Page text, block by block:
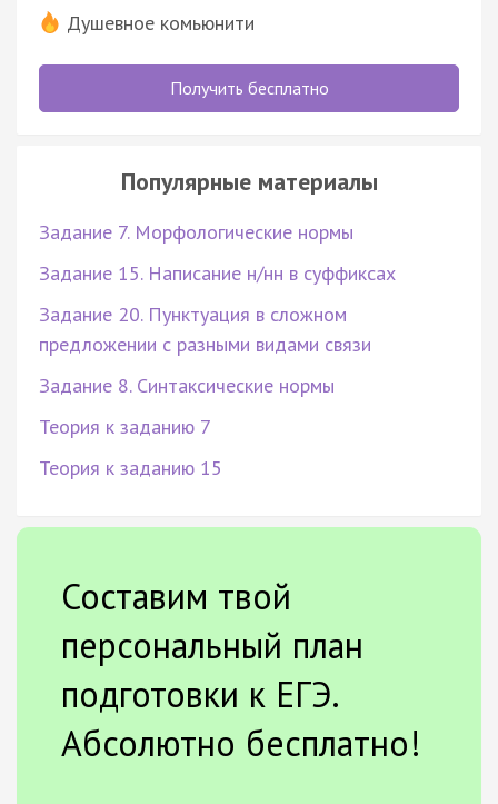
Душевное комьюнити
Получить бесплатно
Популярные материалы
Задание 7. Морфологические нормы
Задание 15. Написание н/нн в суффиксах
Задание 20. Пунктуация в сложном
предложении с разными видами связи
Задание 8. Синтаксические нормы
Теория к заданию 7
Теория к заданию 15
Составим твой
персональный план
подготовки к ЕГЭ.
Абсолютно бесплатно!